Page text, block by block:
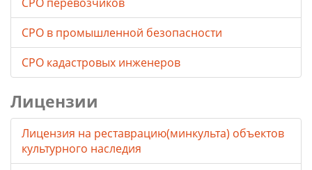
СРО в промышленной безопасности
СРО кадастровых инженеров
Лицензии
Лицензия на реставрацию(минкульта) объектов
культурного наследия